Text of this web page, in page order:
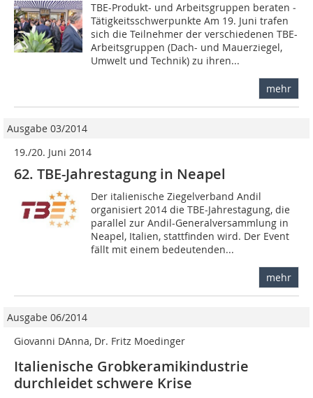
TBE-Produkt- und Arbeitsgruppen beraten ­
Tätigkeitsschwerpunkte Am 19. Juni trafen
sich die Teilnehmer der verschiedenen TBE-
Arbeitsgruppen (Dach- und Mauerziegel,
Umwelt und Technik) zu ihren...
mehr
Ausgabe 03/2014
19./20. Juni 2014
62. TBE-Jahrestagung in Neapel
Der italienische Ziegelverband Andil
organisiert 2014 die TBE-Jahres­tagung, die
parallel zur Andil-Generalversammlung in
Neapel, Italien, statt­finden wird. Der Event
fällt mit einem bedeutenden...
mehr
Ausgabe 06/2014
Giovanni DAnna, Dr. Fritz Moedinger
Italienische Grobkeramikindustrie
durchleidet schwere Krise